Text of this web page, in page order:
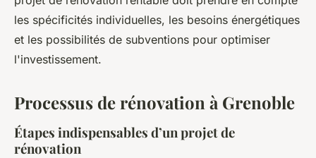
les spécificités individuelles, les besoins énergétiques
et les possibilités de subventions pour optimiser
l'investissement.
Processus de rénovation à Grenoble
Étapes indispensables d’un projet de
rénovation